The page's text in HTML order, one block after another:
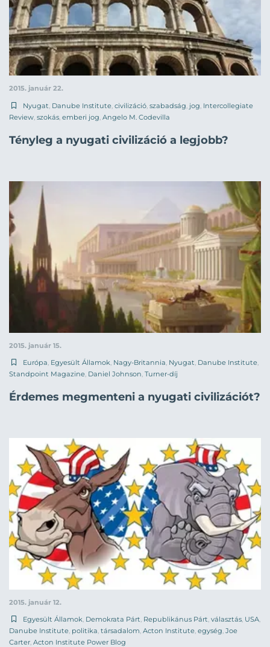
2015. január 22.
Nyugat Danube Institute civilizáció szabadság jog Intercollegiate
Review szokás emberi jog Angelo M. Codevilla
Tényleg a nyugati civilizáció a legjobb?
2015. január 15.
Európa Egyesült Államok Nagy-Britannia Nyugat Danube Institute
Standpoint Magazine Daniel Johnson Turner-díj
Érdemes megmenteni a nyugati civilizációt?
2015. január 12.
Egyesült Államok, Demokrata Párt, Republikánus Párt, választás, USA,
Danube Institute, politika, társadalom, Acton Institute, egység, Joe
Carter, Acton Institute Power Blog